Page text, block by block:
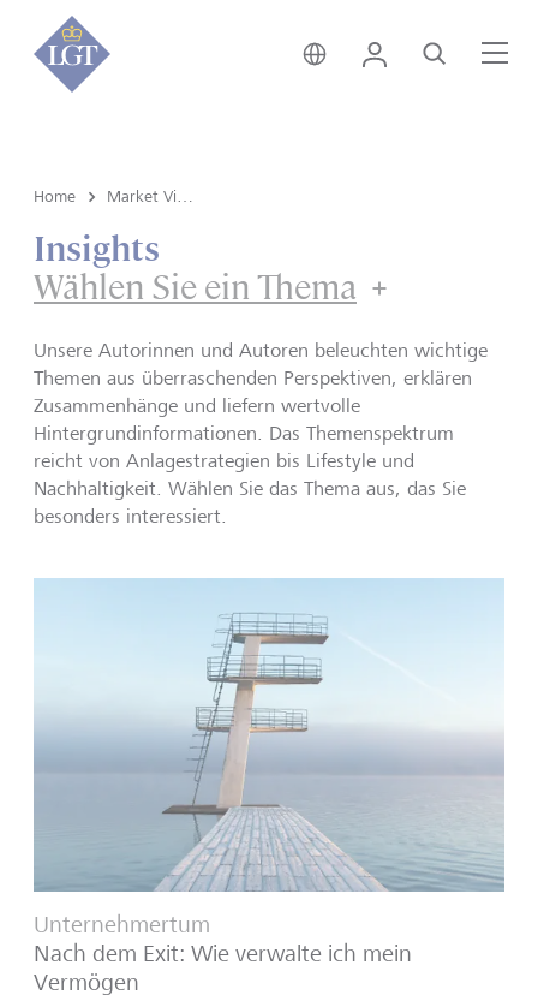
Österreich • Deutsch
Login Suche
Home
Insights
Wählen Sie ein Thema
Unsere Autorinnen und Autoren beleuchten wichtige
Themen aus überraschenden Perspektiven, erklären
Zusammenhänge und liefern wertvolle
Hintergrundinformationen. Das Themenspektrum
reicht von Anlagestrategien bis Lifestyle und
Nachhaltigkeit. Wählen Sie das Thema aus, das Sie
besonders interessiert.
Unternehmertum
Nach dem Exit: Wie verwalte ich mein
Vermögen